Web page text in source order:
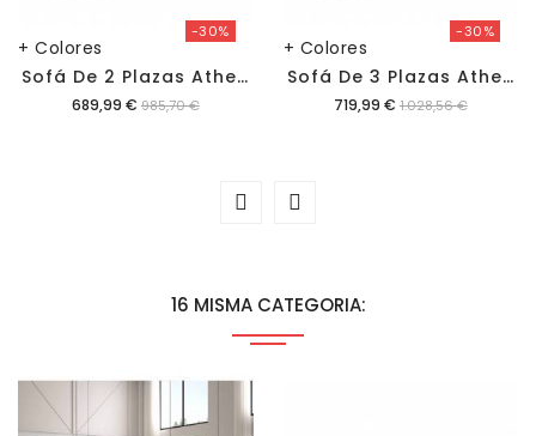
+ Colores
-30%
S
Ofá De 2 Plazas Athenea Aura
Precio
689,99 € 985,70 €
+ Colores
-30%
S
Ofá De 3 Plazas Athenea Aura
Precio
719,99 € 1.028,56 €
16 MISMA CATEGORIA: